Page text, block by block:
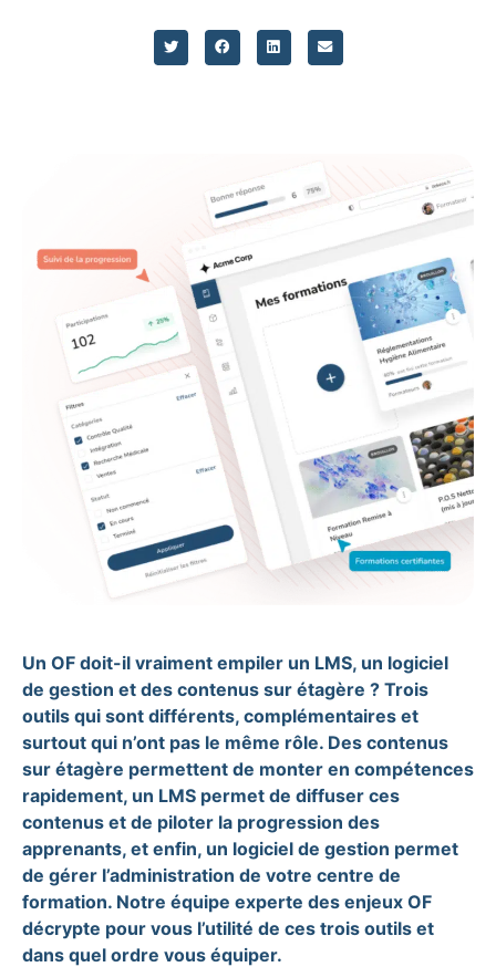
Un OF doit-il vraiment empiler un LMS, un logiciel
de gestion et des contenus sur étagère ? Trois
outils qui sont différents, complémentaires et
surtout qui n’ont pas le même rôle. Des contenus
sur étagère permettent de monter en compétences
rapidement, un LMS permet de diffuser ces
contenus et de piloter la progression des
apprenants, et enfin, un logiciel de gestion permet
de gérer l’administration de votre centre de
formation. Notre équipe experte des enjeux OF
décrypte pour vous l’utilité de ces trois outils et
dans quel ordre vous équiper.